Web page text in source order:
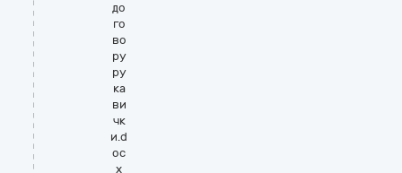
до
го
во
ру
ру
ка
ви
чк
и.d
oc
x